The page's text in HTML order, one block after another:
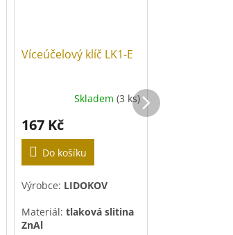
Víceúčelový klíč LK1-E
Skladem (3 ks)
167 Kč
Do košíku
Výrobce: LIDOKOV
Materiál: tlaková slitina
ZnAl